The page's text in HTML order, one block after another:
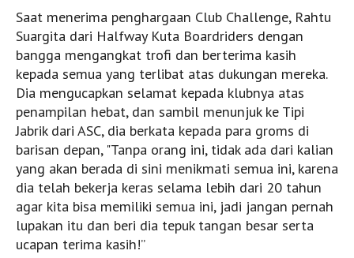
Sumatera
Jawa
Bali
Lombok
Sumbawa
Rote
PemburuOmbak TV
Konsep
Saat menerima penghargaan Club Challenge, Rahtu
Suargita dari Halfway Kuta Boardriders dengan
bangga mengangkat trofi dan berterima kasih
kepada semua yang terlibat atas dukungan mereka.
Dia mengucapkan selamat kepada klubnya atas
penampilan hebat, dan sambil menunjuk ke Tipi
Jabrik dari ASC, dia berkata kepada para groms di
barisan depan, "Tanpa orang ini, tidak ada dari kalian
yang akan berada di sini menikmati semua ini, karena
dia telah bekerja keras selama lebih dari 20 tahun
agar kita bisa memiliki semua ini, jadi jangan pernah
lupakan itu dan beri dia tepuk tangan besar serta
ucapan terima kasih!”